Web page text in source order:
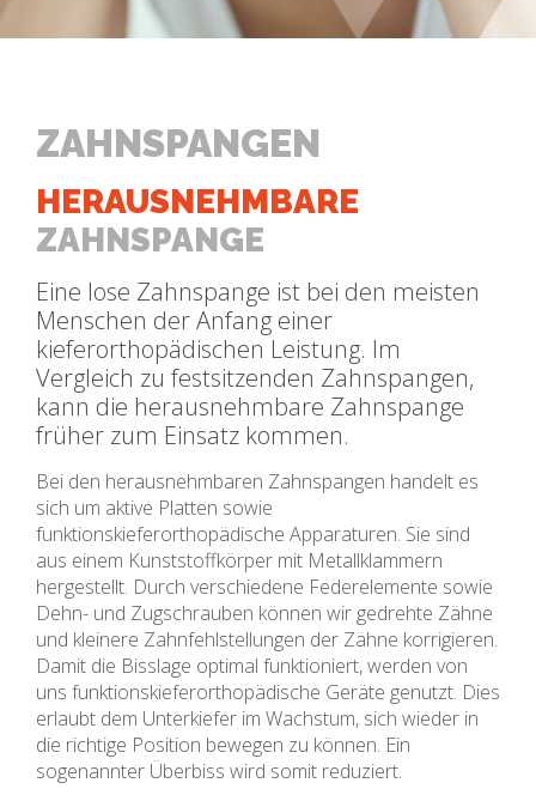
ZAHNSPANGEN
HERAUSNEHMBARE
ZAHNSPANGE
Eine lose Zahnspange ist bei den meisten
Menschen der Anfang einer
kieferorthopädischen Leistung. Im
Vergleich zu festsitzenden Zahnspangen,
kann die herausnehmbare Zahnspange
früher zum Einsatz kommen.
Bei den herausnehmbaren Zahnspangen handelt es
sich um aktive Platten sowie
funktionskieferorthopädische Apparaturen. Sie sind
aus einem Kunststoffkörper mit Metallklammern
hergestellt. Durch verschiedene Federelemente sowie
Dehn- und Zugschrauben können wir gedrehte Zähne
und kleinere Zahnfehlstellungen der Zähne korrigieren.
Damit die Bisslage optimal funktioniert, werden von
uns funktionskieferorthopädische Geräte genutzt. Dies
erlaubt dem Unterkiefer im Wachstum, sich wieder in
die richtige Position bewegen zu können. Ein
sogenannter Überbiss wird somit reduziert.